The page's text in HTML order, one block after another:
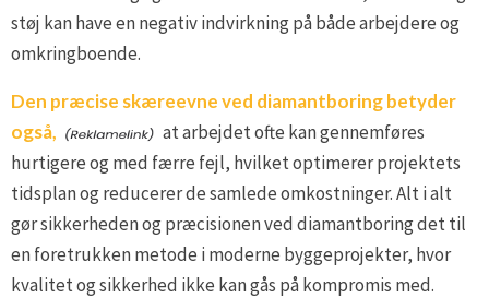
støj kan have en negativ indvirkning på både arbejdere og
omkringboende.
Den præcise skæreevne ved diamantboring betyder
også,
at arbejdet ofte kan gennemføres
hurtigere og med færre fejl, hvilket optimerer projektets
tidsplan og reducerer de samlede omkostninger. Alt i alt
gør sikkerheden og præcisionen ved diamantboring det til
en foretrukken metode i moderne byggeprojekter, hvor
kvalitet og sikkerhed ikke kan gås på kompromis med.